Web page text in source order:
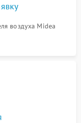
воздуха Midea